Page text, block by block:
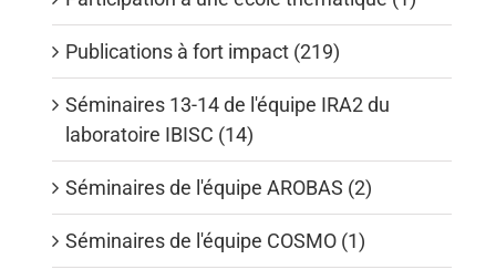
Publications à fort impact (219)
Séminaires 13-14 de l'équipe IRA2 du
laboratoire IBISC (14)
Séminaires de l'équipe AROBAS (2)
Séminaires de l'équipe COSMO (1)